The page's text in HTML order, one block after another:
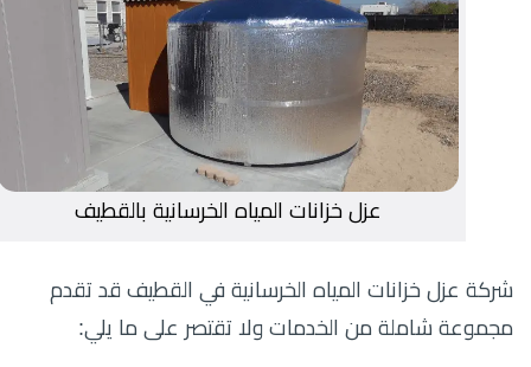
عزل خزانات المياه الخرسانية بالقطيف
شركة عزل خزانات المياه الخرسانية في القطيف قد تقدم
مجموعة شاملة من الخدمات ولا تقتصر على ما يلي: